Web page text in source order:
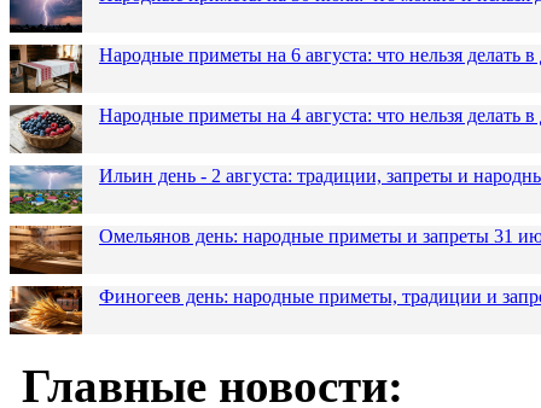
Народные приметы на 6 августа: что нельзя делать
Народные приметы на 4 августа: что нельзя
Ильин день - 2 августа: традиции, запреты и
Омельянов день: народные приметы и запреты 31
Финогеев день: народные приметы, традиции и
Главные новости: